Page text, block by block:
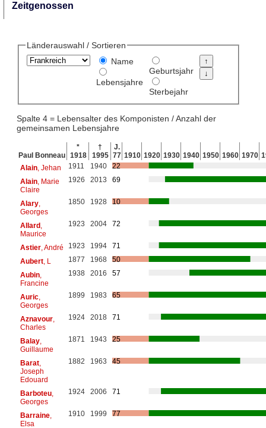
Zeitgenossen
Länderauswahl / Sortieren
Name
Lebensjahre
Geburtsjahr
Sterbejahr
Spalte 4 = Lebensalter des Komponisten / Anzahl der
gemeinsamen Lebensjahre
Paul Bonneau
*
1918
†
1995
J.
77 1910 1920 1930 1940 1950 1960 1970
Alain, Jehan 1911 1940
22
Alain, Marie
Claire
1926 2013 69
Alary,
Georges
1850 1928 10
Allard,
Maurice
1923 2004 72
Astier, André 1923 1994
71
Aubert, L 1877 1968
50
Aubin,
Francine
1938 2016 57
Auric,
Georges
1899 1983 65
Aznavour,
Charles
1924 2018 71
Balay,
Guillaume
1871 1943 25
Barat,
Joseph
Edouard
1882 1963 45
Barboteu,
Georges
1924 2006 71
Barraine,
Elsa
1910 1999 77